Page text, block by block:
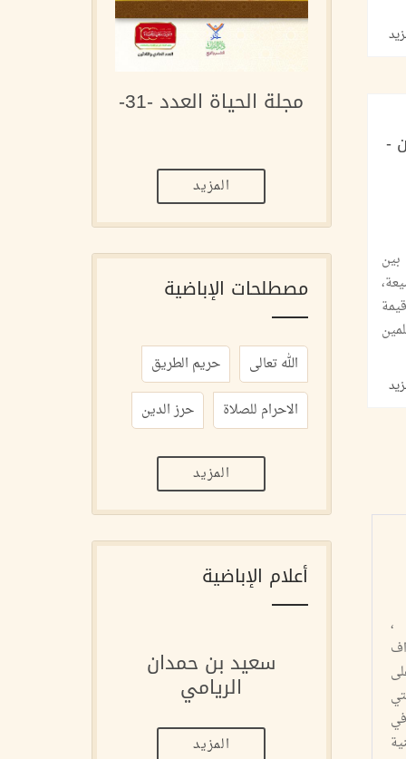
-
،
مجلة الحياة العدد -31-
المزيد
مصطلحات الإباضية
الله تعالى
حريم الطريق
الاحرام للصلاة
حرز الدين
المزيد
أعلام الإباضية
سعيد بن حمدان
الريامي
المزيد